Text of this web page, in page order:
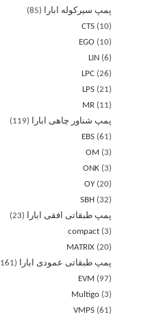
پمپ سیرکوله ابارا
85
CTS
10
EGO
10
LIN 6
LPC 26
LPS 21
MR
11
پمپ شناور چاهی ابارا
119
EBS 61
OM
3
ONK 3
OY 20
SBH 32
پمپ طبقاتی افقی ابارا
23
compact 3
MATRIX 20
پمپ طبقاتی عمودی ابارا
161
EVM
97
Multigo 3
VMPS 61